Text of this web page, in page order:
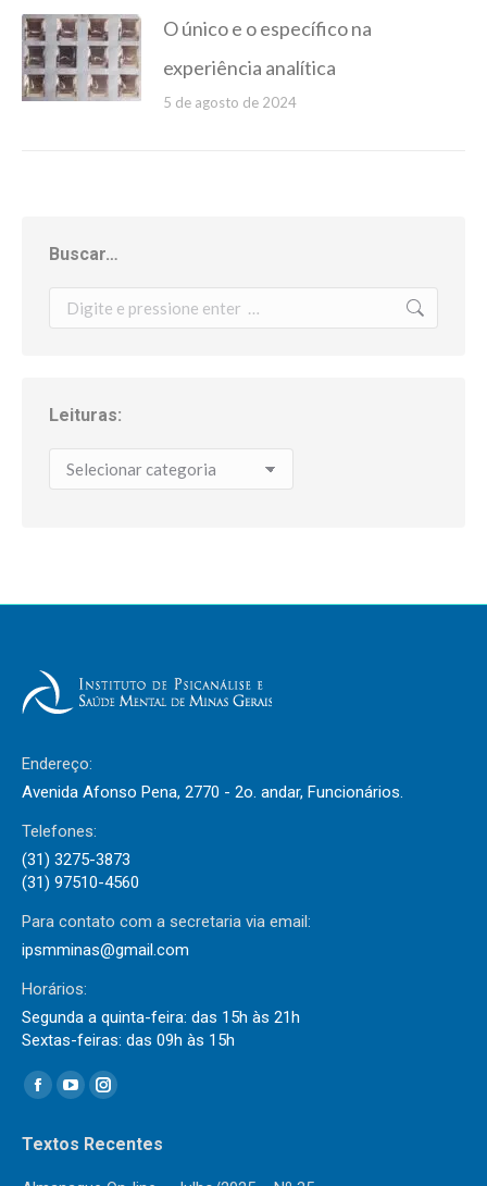
O único e o específico na
experiência analítica
5 de agosto de 2024
Buscar…
Leituras:
Endereço:
Avenida Afonso Pena, 2770 - 2o. andar, Funcionários.
Telefones:
(31) 3275-3873
(31) 97510-4560
Para contato com a secretaria via email:
ipsmminas@gmail.com
Horários:
Segunda a quinta-feira: das 15h às 21h
Sextas-feiras: das 09h às 15h
Encontre-nos em:
Facebook
opens
YouTube
opens
Instagram
opens
Textos Recentes